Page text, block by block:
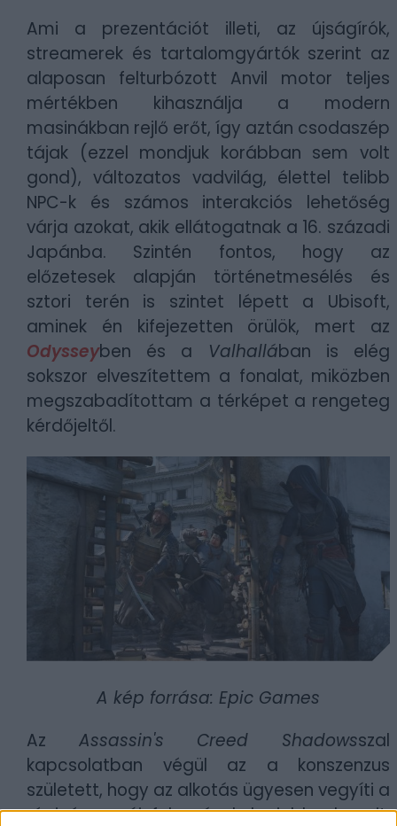
Ami a prezentációt illeti, az újságírók,
streamerek és tartalomgyártók szerint az
alaposan felturbózott Anvil motor teljes
mértékben kihasználja a modern
masinákban rejlő erőt, így aztán csodaszép
tájak (ezzel mondjuk korábban sem volt
gond), változatos vadvilág, élettel telibb
NPC-k és számos interakciós lehetőség
várja azokat, akik ellátogatnak a 16. századi
Japánba. Szintén fontos, hogy az
előzetesek alapján történetmesélés és
sztori terén is szintet lépett a Ubisoft,
aminek én kifejezetten örülök, mert az
Odysseyben és a Valhallában is elég
sokszor elveszítettem a fonalat, miközben
megszabadítottam a térképet a rengeteg
kérdőjeltől.
A kép forrása: Epic Games
Az Assassin's Creed Shadowsszal
kapcsolatban végül az a konszenzus
született, hogy az alkotás ügyesen vegyíti a
régi és az új felvonások legjobb elemeit,